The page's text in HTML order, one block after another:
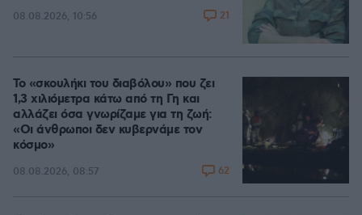
08.08.2026, 10:56 21
Το «σκουλήκι του διαβόλου» που ζει
1,3 χιλιόμετρα κάτω από τη Γη και
αλλάζει όσα γνωρίζαμε για τη ζωή:
«Οι άνθρωποι δεν κυβερνάμε τον
κόσμο»
08.08.2026, 08:57 62